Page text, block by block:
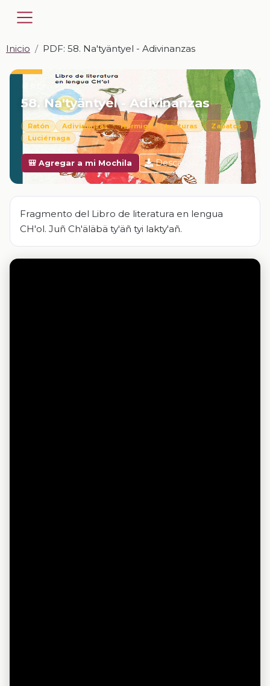
Inicio PDF: 58. Na'tyäntyel - Adivinanzas
📎 PDF · PDF
58. Na'tyäntyel - Adivinanzas
Ratón Adivinanzas Hormiga Lecturas
Zapatos
Luciérnaga
🎒 Agregar a mi Mochila Descargar
Fragmento del Libro de literatura en lengua
CH'ol. Juñ Ch'äläbä ty'äñ tyi lakty'añ.